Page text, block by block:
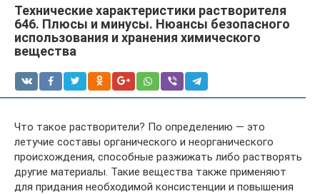
Технические характеристики растворителя
646. Плюсы и минусы. Нюансы безопасного
использования и хранения химического
вещества
Что такое растворители? По определению — это
летучие составы органического и неорганического
происхождения, способные разжижать либо растворять
другие материалы. Такие вещества также применяют
для придания необходимой консистенции и повышения